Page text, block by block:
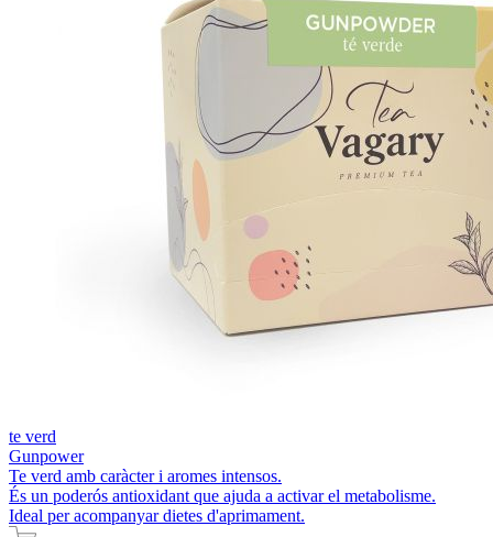
te verd
Gunpower
Te verd amb caràcter i aromes intensos.
És un poderós antioxidant que ajuda a activar el metabolisme.
Ideal per acompanyar dietes d'aprimament.